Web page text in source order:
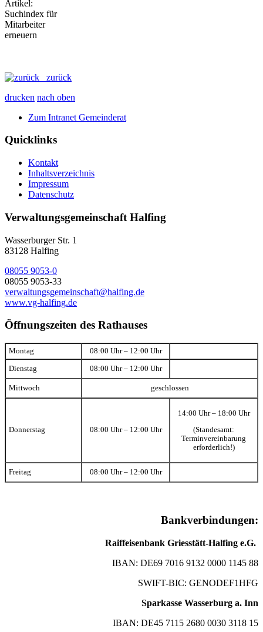
zurück
drucken nach oben
Zum Intranet Gemeinderat
Quicklinks
Kontakt
Inhaltsverzeichnis
Impressum
Datenschutz
Verwaltungsgemeinschaft Halfing
Wasserburger Str. 1
83128 Halfing
08055 9053-0
08055 9053-33
verwaltungsgemeinschaft@halfing.de
www.vg-halfing.de
Öffnungszeiten des Rathauses
Montag 08:00 Uhr – 12:00 Uhr
Dienstag 08:00 Uhr – 12:00 Uhr
Mittwoch geschlossen
Donnerstag 08:00 Uhr – 12:00 Uhr
14:00 Uhr – 18:00 Uhr
(Standesamt:
Terminvereinbarung
erforderlich!)
Freitag 08:00 Uhr – 12:00 Uhr
Bankverbindungen:
Raiffeisenbank Griesstätt-Halfing e.G.
IBAN: DE69 7016 9132 0000 1145 88
SWIFT-BIC: GENODEF1HFG
Sparkasse Wasserburg a. Inn
IBAN: DE45 7115 2680 0030 3118 15